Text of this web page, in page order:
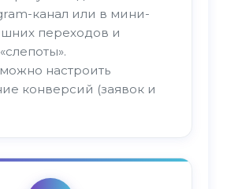
канал или в мини-
переходов и
настроить
конверсий (заявок и